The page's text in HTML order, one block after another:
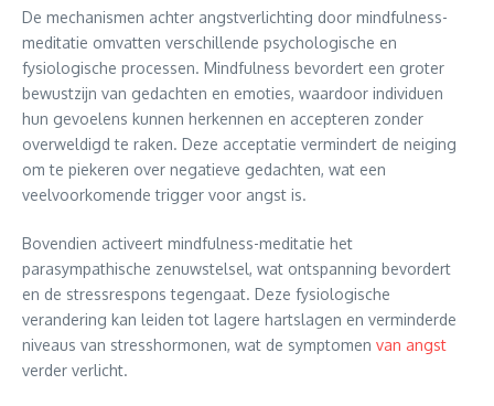
De mechanismen achter angstverlichting door mindfulness-
meditatie omvatten verschillende psychologische en
fysiologische processen. Mindfulness bevordert een groter
bewustzijn van gedachten en emoties, waardoor individuen
hun gevoelens kunnen herkennen en accepteren zonder
overweldigd te raken. Deze acceptatie vermindert de neiging
om te piekeren over negatieve gedachten, wat een
veelvoorkomende trigger voor angst is.
Bovendien activeert mindfulness-meditatie het
parasympathische zenuwstelsel, wat ontspanning bevordert
en de stressrespons tegengaat. Deze fysiologische
verandering kan leiden tot lagere hartslagen en verminderde
niveaus van stresshormonen, wat de symptomen van angst
verder verlicht.